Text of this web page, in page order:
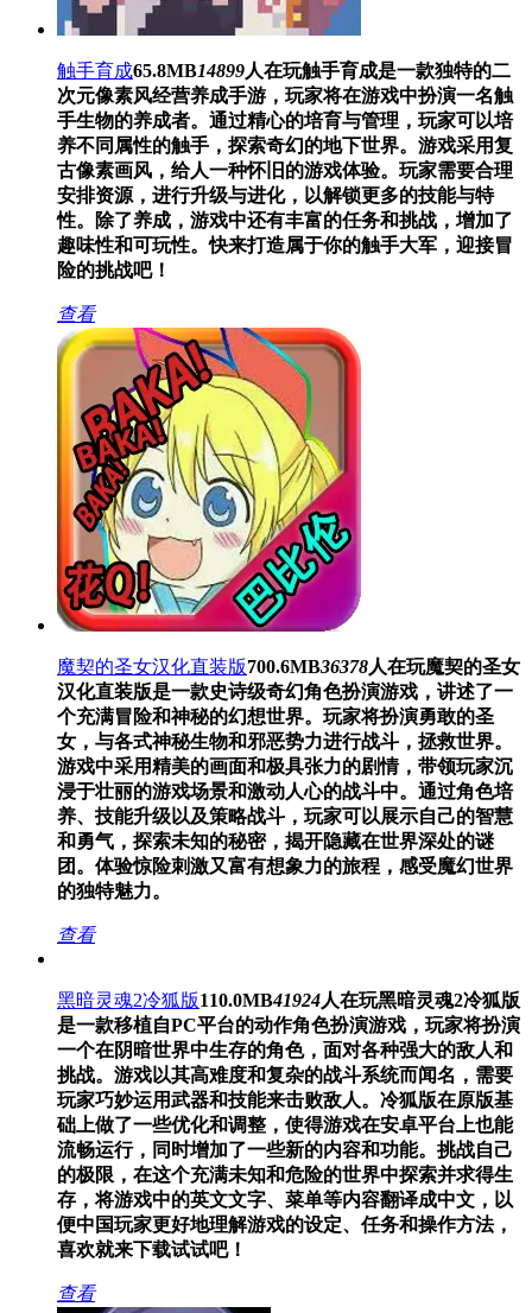
触手育成65.8MB14899人在玩触手育成是一款独特的二
次元像素风经营养成手游，玩家将在游戏中扮演一名触
手生物的养成者。通过精心的培育与管理，玩家可以培
养不同属性的触手，探索奇幻的地下世界。游戏采用复
古像素画风，给人一种怀旧的游戏体验。玩家需要合理
安排资源，进行升级与进化，以解锁更多的技能与特
性。除了养成，游戏中还有丰富的任务和挑战，增加了
趣味性和可玩性。快来打造属于你的触手大军，迎接冒
险的挑战吧！
查看
魔契的圣女汉化直装版700.6MB36378人在玩魔契的圣女
汉化直装版是一款史诗级奇幻角色扮演游戏，讲述了一
个充满冒险和神秘的幻想世界。玩家将扮演勇敢的圣
女，与各式神秘生物和邪恶势力进行战斗，拯救世界。
游戏中采用精美的画面和极具张力的剧情，带领玩家沉
浸于壮丽的游戏场景和激动人心的战斗中。通过角色培
养、技能升级以及策略战斗，玩家可以展示自己的智慧
和勇气，探索未知的秘密，揭开隐藏在世界深处的谜
团。体验惊险刺激又富有想象力的旅程，感受魔幻世界
的独特魅力。
查看
黑暗灵魂2冷狐版110.0MB41924人在玩黑暗灵魂2冷狐版
是一款移植自PC平台的动作角色扮演游戏，玩家将扮演
一个在阴暗世界中生存的角色，面对各种强大的敌人和
挑战。游戏以其高难度和复杂的战斗系统而闻名，需要
玩家巧妙运用武器和技能来击败敌人。冷狐版在原版基
础上做了一些优化和调整，使得游戏在安卓平台上也能
流畅运行，同时增加了一些新的内容和功能。挑战自己
的极限，在这个充满未知和危险的世界中探索并求得生
存，将游戏中的英文文字、菜单等内容翻译成中文，以
便中国玩家更好地理解游戏的设定、任务和操作方法，
喜欢就来下载试试吧！
查看